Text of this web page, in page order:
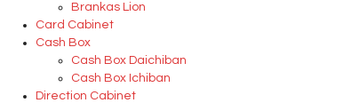
Brankas Lion
Card Cabinet
Cash Box
Cash Box Daichiban
Cash Box Ichiban
Direction Cabinet